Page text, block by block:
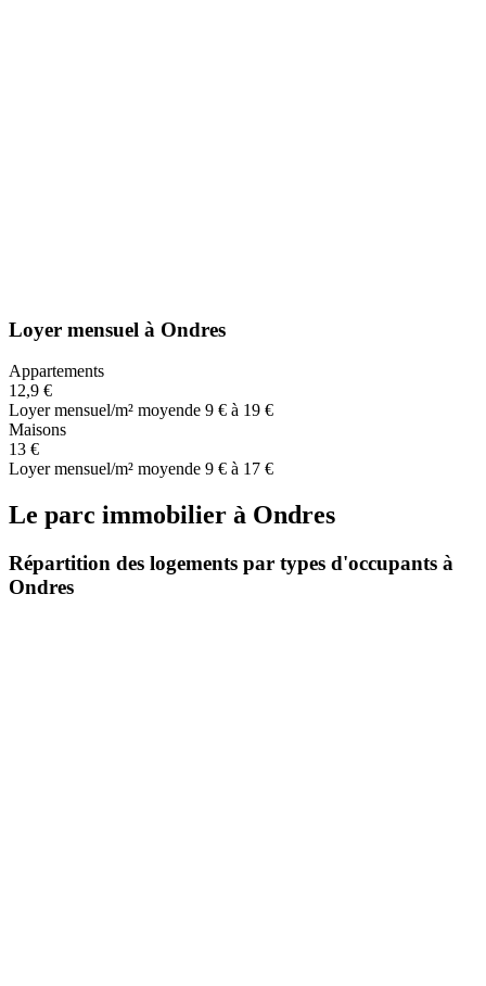
Loyer mensuel à Ondres
Appartements
12,9 €
Loyer mensuel/m² moyende 9 € à 19 €
Maisons
13 €
Loyer mensuel/m² moyende 9 € à 17 €
Le parc immobilier à Ondres
Répartition des logements par types d'occupants à
Ondres